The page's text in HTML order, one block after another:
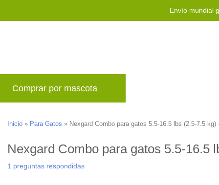
Envío mundial
Comprar por mascota
Inicio » Para Gatos » Nexgard Combo para gatos 5.5-16.5 lbs (2.5-7.5 kg)
Nexgard Combo para gatos 5.5-16.5
1 preguntas respondidas